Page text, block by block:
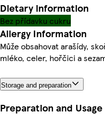
Dietary information
Bez přídavku cukru
Allergy Information
Může obsahovat arašídy,
mléko, celer, hořčici a
Storage and preparation
Preparation and Usage